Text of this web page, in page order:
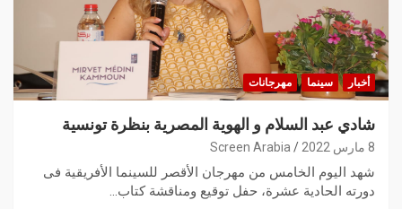
أخبار سينما مهرجانات
شادي عبد السلام و الهوية المصرية بنظرة تونسية
8 مارس 2022 Screen Arabia
شهد اليوم الخامس من مهرجان الأقصر للسينما الأفريقية فى
دورته الحادية عشرة، حفل توقيع ومناقشة كتاب…